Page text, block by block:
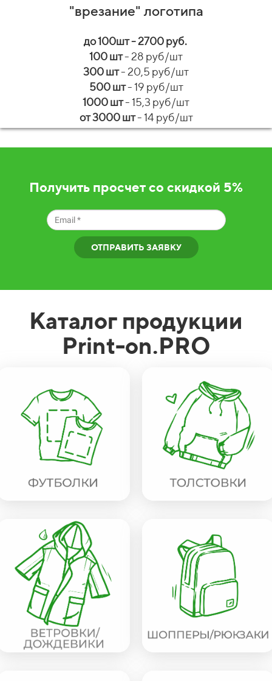
"врезание" логотипа
до 100шт - 2700 руб.
100 шт- 28 руб/шт
300 шт- 20,5 руб/шт
500 шт- 19 руб/шт
1000 шт- 15,3 руб/шт
от 3000 шт- 14 руб/шт
Получить просчет со скидкой 5%
ОТПРАВИТЬ ЗАЯВКУ
Каталог продукции
Print-on.PRO